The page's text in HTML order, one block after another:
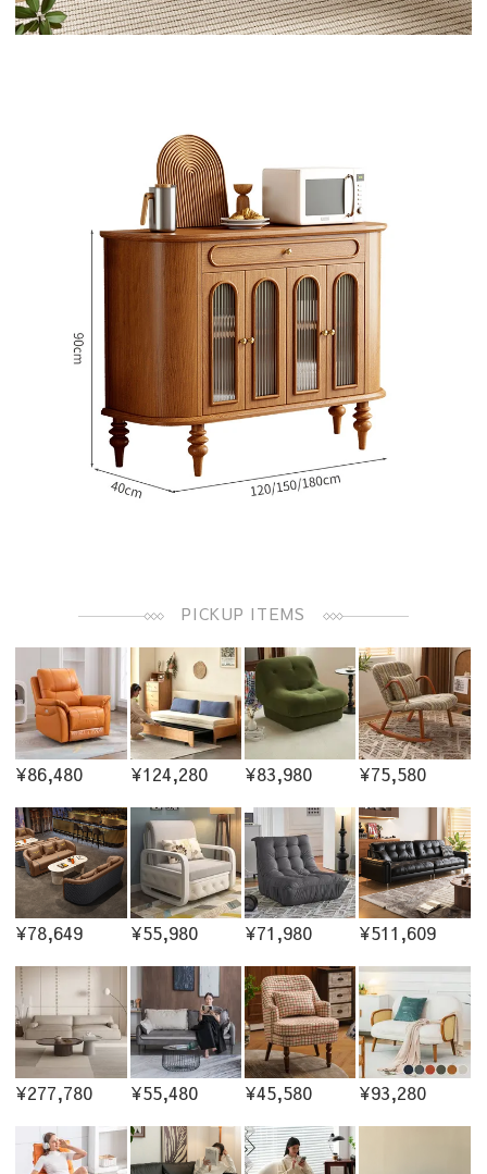
PICKUP ITEMS
¥86,480 ¥124,280 ¥83,980 ¥75,580
¥78,649 ¥55,980 ¥71,980 ¥511,609
¥277,780 ¥55,480 ¥45,580 ¥93,280